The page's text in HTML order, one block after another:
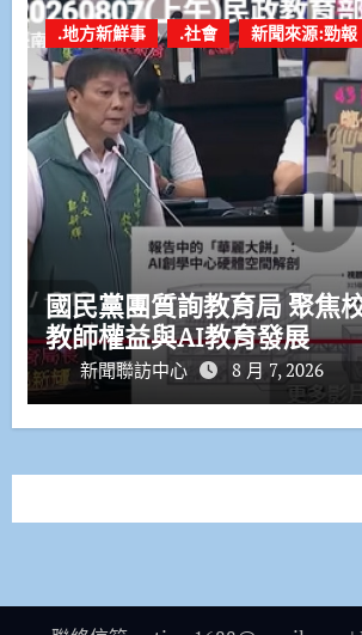
.地方新鮮事 .社會 新聞來源:勁報
國民黨團質詢教育局 聚焦
教師權益與AI教育發展
新聞聯訪中心 8 月 7, 2026